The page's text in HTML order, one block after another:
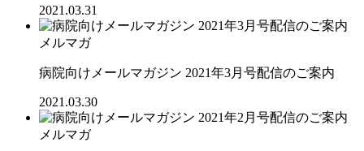
2021.03.31
メルマガ
病院向けメールマガジン 2021年3月号配信のご案内
2021.03.30
メルマガ